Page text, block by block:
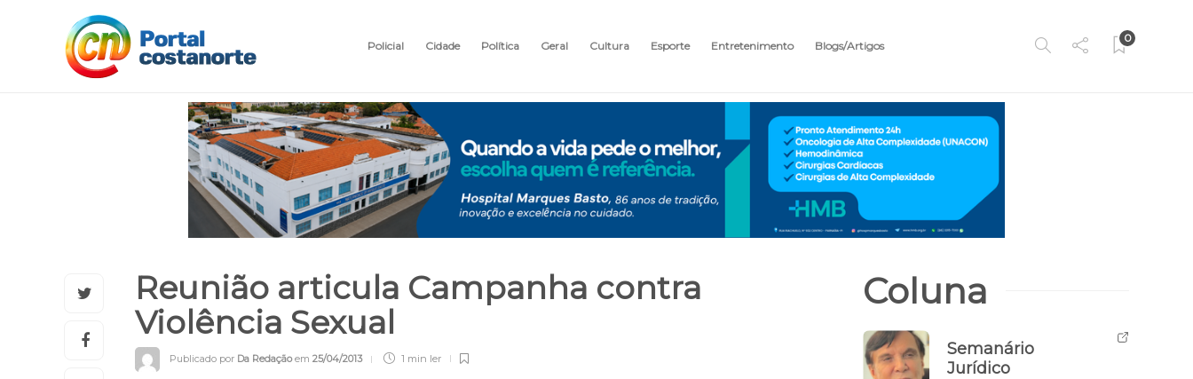
Policial Cidade Política Geral Cultura Esporte Entretenimento Blogs/Artigos
0
Reunião articula Campanha contra
Violência Sexual
Publicado por Da Redaçãoem 25/04/2013 1 min ler
Coluna
Semanário
Jurídico